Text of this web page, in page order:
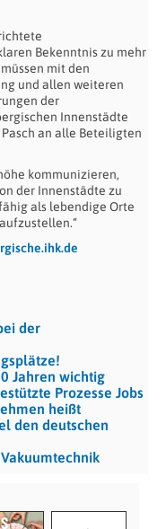
Bekenntnis zu mehr
mit den
und allen weiteren
der
Innenstädte
an alle Beteiligten
kommunizieren,
der Innenstädte zu
als lebendige Orte
der
Jahren wichtig
Prozesse Jobs
heißt
den deutschen